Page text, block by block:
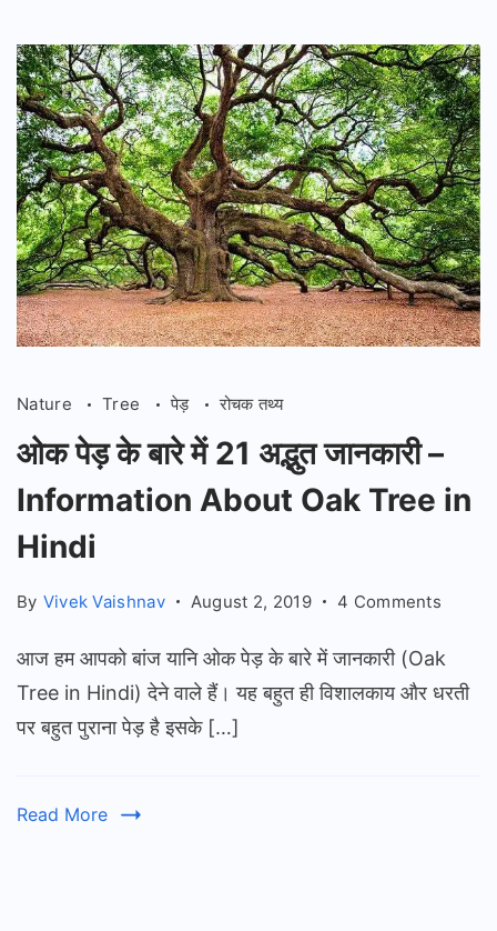
About
Squirrel
In
Hindi
Nature Tree पेड़ रोचक तथ्य
ओक पेड़ के बारे में 21 अद्भुत जानकारी –
Information About Oak Tree in
Hindi
By Vivek Vaishnav August 2, 2019 4 Comments
पेड़
के
आज हम आपको बांज यानि ओक पेड़ के बारे में जानकारी (Oak
Tree in Hindi) देने वाले हैं। यह बहुत ही विशालकाय और धरती
पर बहुत पुराना पेड़ है इसके […]
Read More